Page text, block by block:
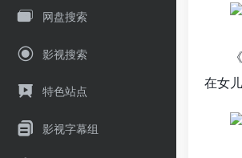
网盘搜索
影视搜索
特色站点
影视字幕组
在女